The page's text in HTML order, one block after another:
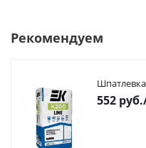
Рекомендуем
552 руб.